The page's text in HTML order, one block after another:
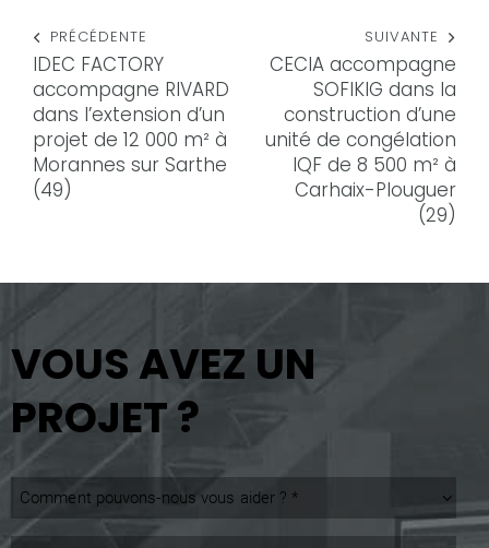
PRÉCÉDENTE
IDEC FACTORY
accompagne RIVARD
dans l’extension d’un
projet de 12 000 m² à
Morannes sur Sarthe
(49)
SUIVANTE
CECIA accompagne
SOFIKIG dans la
construction d’une
unité de congélation
IQF de 8 500 m² à
Carhaix-Plouguer
(29)
VOUS AVEZ UN
PROJET ?
Comment
pouvons-
nous